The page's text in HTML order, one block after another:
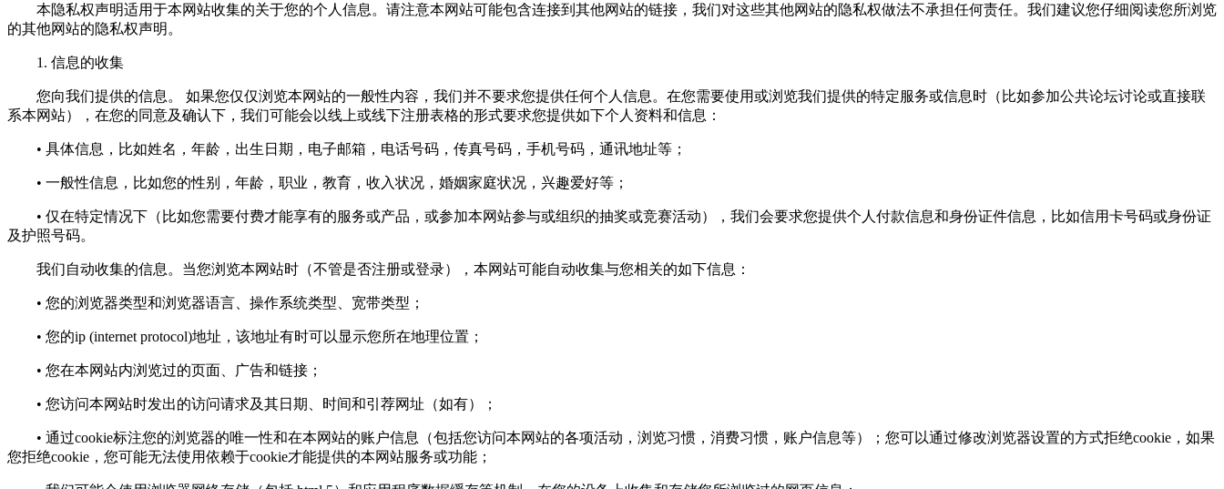
本隐私权声明适用于本网站收集的关于您的个人信息。请注意本网站可能包含连接到其他网站的链接，我们对这些其他网站的隐私权做法不承担任何责任。我们建议您仔细阅读您所浏览
的其他网站的隐私权声明。
1. 信息的收集
您向我们提供的信息。 如果您仅仅浏览本网站的一般性内容，我们并不要求您提供任何个人信息。在您需要使用或浏览我们提供的特定服务或信息时（比如参加公共论坛讨论或直接联
系本网站），在您的同意及确认下，我们可能会以线上或线下注册表格的形式要求您提供如下个人资料和信息：
• 具体信息，比如姓名，年龄，出生日期，电子邮箱，电话号码，传真号码，手机号码，通讯地址等；
• 一般性信息，比如您的性别，年龄，职业，教育，收入状况，婚姻家庭状况，兴趣爱好等；
• 仅在特定情况下（比如您需要付费才能享有的服务或产品，或参加本网站参与或组织的抽奖或竞赛活动），我们会要求您提供个人付款信息和身份证件信息，比如信用卡号码或身份证
及护照号码。
我们自动收集的信息。当您浏览本网站时（不管是否注册或登录），本网站可能自动收集与您相关的如下信息：
• 您的浏览器类型和浏览器语言、操作系统类型、宽带类型；
• 您的ip (internet protocol)地址，该地址有时可以显示您所在地理位置；
• 您在本网站内浏览过的页面、广告和链接；
• 您访问本网站时发出的访问请求及其日期、时间和引荐网址（如有）；
• 通过cookie标注您的浏览器的唯一性和在本网站的账户信息（包括您访问本网站的各项活动，浏览习惯，消费习惯，账户信息等）；您可以通过修改浏览器设置的方式拒绝cookie，如果
您拒绝cookie，您可能无法使用依赖于cookie才能提供的本网站服务或功能；